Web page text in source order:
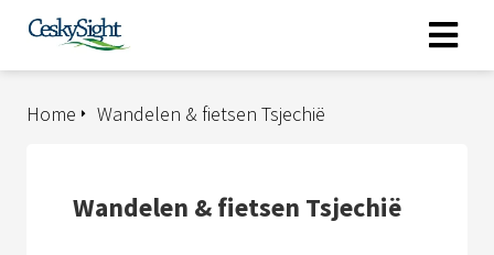
Wandelen & fietsen Tsjechië
Home
Wandelen & fietsen Tsjechië